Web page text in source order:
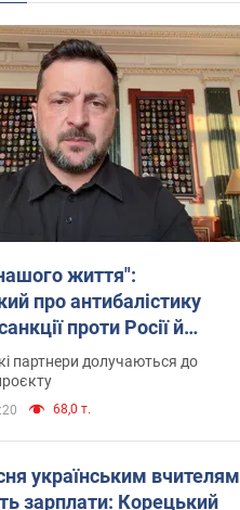
життя":
про антибалістику
проти Росії й
аграріїв. Відео
партнери долучаються до
68,0 т.
українським вчителям
зарплати: Корецький